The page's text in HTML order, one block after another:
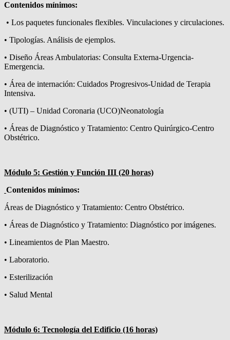
Contenidos mínimos:
• Los paquetes funcionales flexibles. Vinculaciones y circulaciones.
• Tipologías. Análisis de ejemplos.
• Diseño Áreas Ambulatorias: Consulta Externa-Urgencia-
Emergencia.
• Área de internación: Cuidados Progresivos-Unidad de Terapia
Intensiva.
• (UTI) – Unidad Coronaria (UCO)Neonatología
• Áreas de Diagnóstico y Tratamiento: Centro Quirúrgico-Centro
Obstétrico.
Módulo 5: Gestión y Función III (20 horas)
Contenidos mínimos:
Áreas de Diagnóstico y Tratamiento: Centro Obstétrico.
• Áreas de Diagnóstico y Tratamiento: Diagnóstico por imágenes.
• Lineamientos de Plan Maestro.
• Laboratorio.
• Esterilización
• Salud Mental
Módulo 6: Tecnología del Edificio (16 horas)